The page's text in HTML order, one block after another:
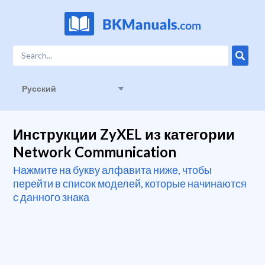
Русский
Инструкции ZyXEL из категории
Network Communication
Нажмите на букву алфавита ниже, чтобы
перейти в список моделей, которые начинаются
с данного знака